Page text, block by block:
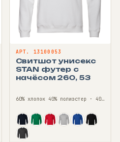
АРТ. 13100053
Свитшот унисекс
STAN футер с
начёсом 260, 53
60% хлопок 40% полиэстер · 40—56